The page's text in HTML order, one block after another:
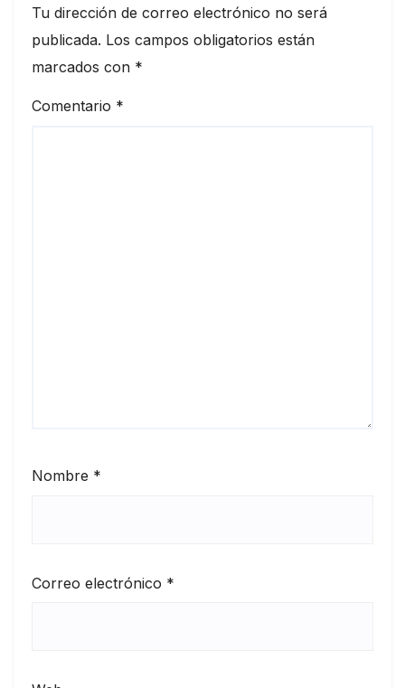
Tu dirección de correo electrónico no será
publicada. Los campos obligatorios están
marcados con *
Comentario *
Nombre *
Correo electrónico *